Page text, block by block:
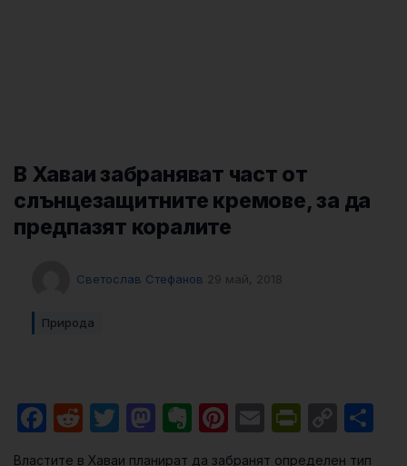
В Хаваи забраняват част от
слънцезащитните кремове, за да
предпазят коралите
Светослав Стефанов 29 май, 2018
Природа
Facebook
RedditTwitter
Mastodon
Evernote
Pinterest
Email
Властите в Хаваи планират да забранят определен тип